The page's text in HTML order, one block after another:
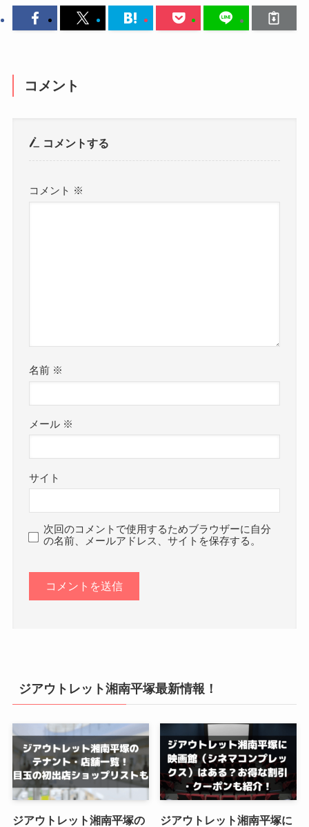
コメント
コメントする
コメント ※
名前 ※
メール ※
サイト
次回のコメントで使用するためブラウザーに自分
の名前、メールアドレス、サイトを保存する。
ジアウトレット湘南平塚最新情報！
ジアウトレット湘南平塚の
ジアウトレット湘南平塚に